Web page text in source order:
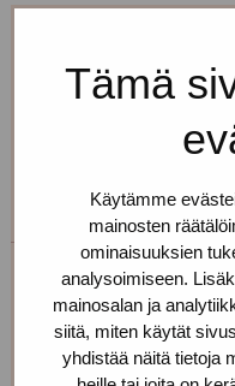
Tämä
Käytämme
mainosten
ominaisuuksien
analysoimiseen.
mainosalan ja
siitä, miten käytät
yhdistää näitä tietoja
If you want to make
or text us! We can
Tiia Nohynek
Service centre: Helsinki